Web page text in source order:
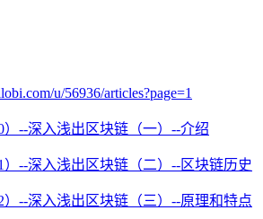
u/56936/articles?page=1
--深入浅出区块链（一）--介绍
--深入浅出区块链（二）--区块链历史
--深入浅出区块链（三）--原理和特点